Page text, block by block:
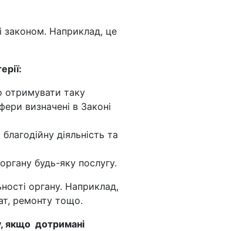
законом. Наприклад, це
отримувати таку
визначені в Законі
діяльність та
будь-яку послугу.
органу. Наприклад,
ремонту тощо.
якщо дотримані